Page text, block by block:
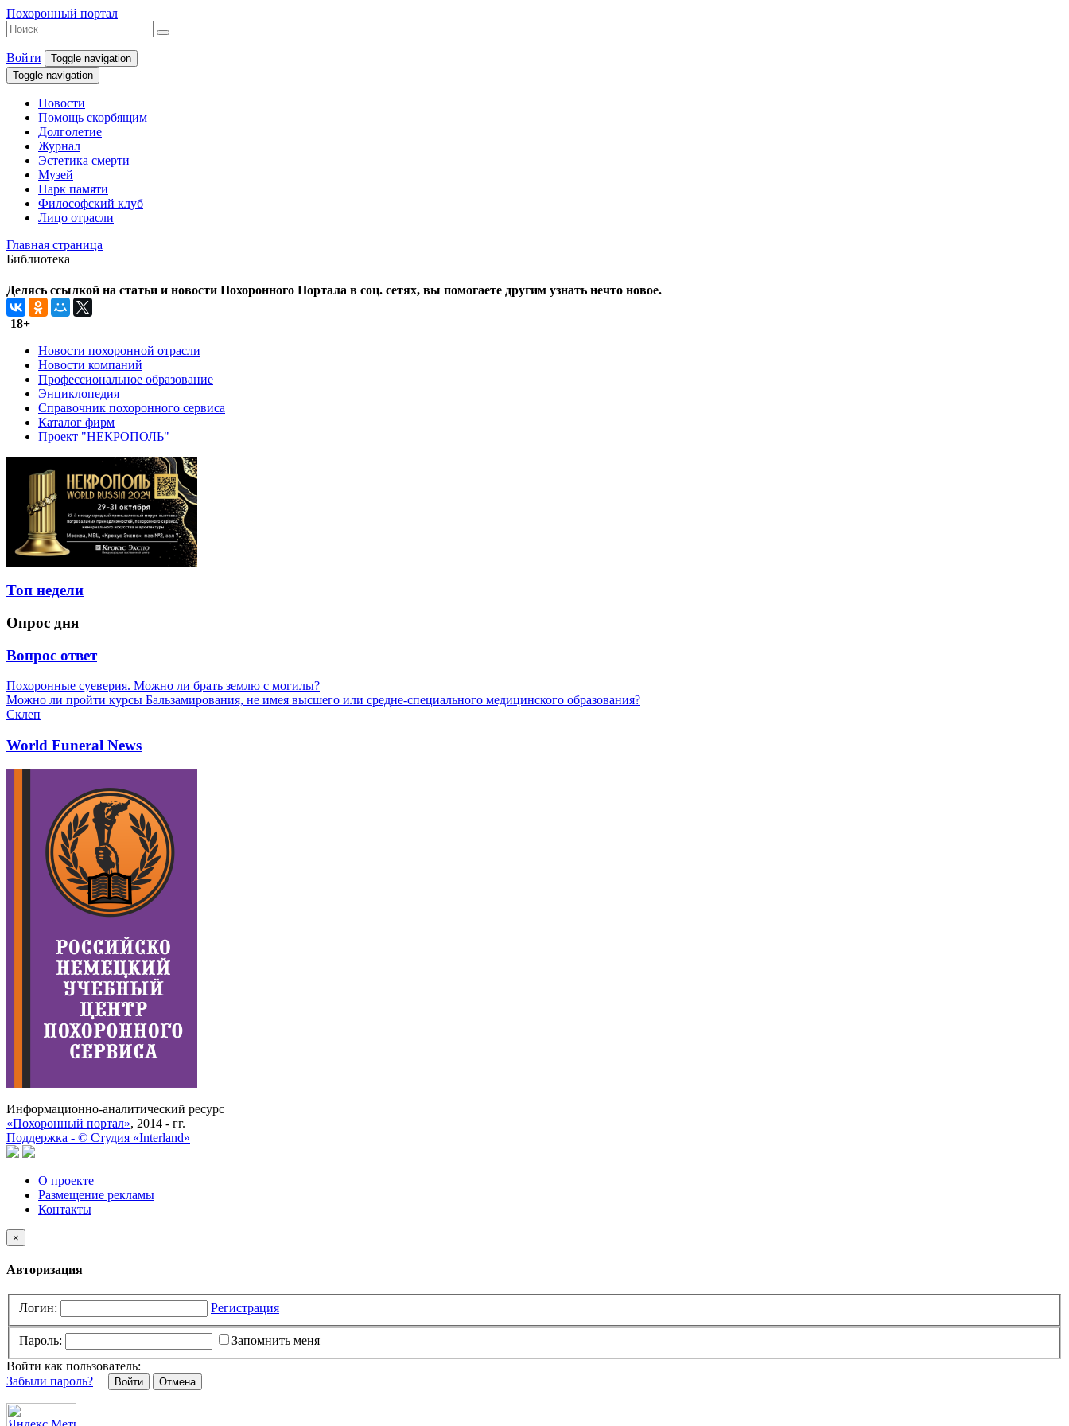
Похоронный портал
Войти
Toggle navigation
Toggle navigation
Новости
Помощь скорбящим
Долголетие
Журнал
Эстетика смерти
Музей
Парк памяти
Философский клуб
Лицо отрасли
Главная страница
Библиотека
Делясь ссылкой на статьи и новости Похоронного Портала в соц. сетях, вы помогаете другим узнать нечто новое.
18+
Новости похоронной отрасли
Новости компаний
Профессиональное образование
Энциклопедия
Справочник похоронного сервиса
Каталог фирм
Проект "НЕКРОПОЛЬ"
Топ недели
Опрос дня
Вопрос ответ
Похоронные суеверия. Можно ли брать землю с могилы?
Можно ли пройти курсы Бальзамирования, не имея высшего или средне-специального медицинского образования?
Склеп
World Funeral News
Информационно-аналитический ресурс
«Похоронный портал», 2014 - гг.
Поддержка - © Cтудия «Interland»
О проекте
Размещение рекламы
Контакты
×
Авторизация
Логин: Регистрация
Пароль:
Запомнить меня
Войти как пользователь:
Забыли пароль?
Отмена